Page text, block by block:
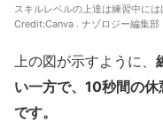
スキルレベルの上達は練習中に
Credit:Canva . ナゾロジー編集部
上の図が示すように、
い一方で、10秒間の
です。